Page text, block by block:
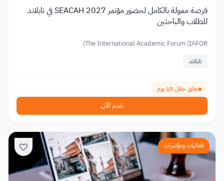
فرصة ممولة بالكامل لحضور مؤتمر SEACAH 2027 في تايلاند
للطلاب والباحثين
The International Academic Forum (IAFOR)
تايلاند
تغلق خلال 15 يوم
تقدم الآن
فعاليات ومؤتمرات